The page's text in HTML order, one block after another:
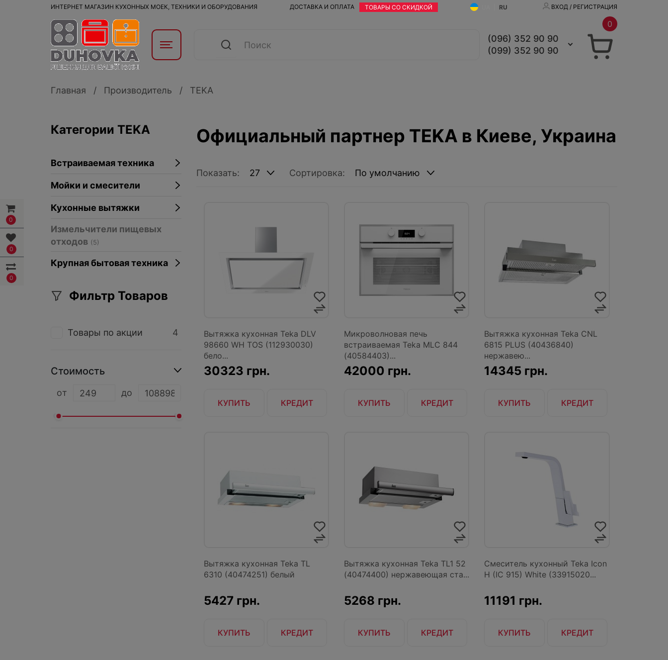
0
0
0
ИНТЕРНЕТ МАГАЗИН КУХОННЫХ МОЕК, ТЕХНИКИ И ОБОРУДОВАНИЯ ДОСТАВКА И ОПЛАТА ТОВАРЫ СО СКИДКОЙ RU ВХОД / РЕГИСТРАЦИЯ
(096) 352 90 90
(099) 352 90 90
0
Главная Производитель TEKA
Категории TEKA
Встраиваемая техника
Мойки и смесители
Кухонные вытяжки
Измельчители пищевых
отходов (5)
Крупная бытовая техника
Фильтр Товаров
Товары по акции 4
Стоимость
oт до
Официальный партнер TEKA в Киеве, Украина
Показать: Сортировка:
Вытяжка кухонная Teka DLV
98660 WH TOS (112930030)
бело...
30323 грн.
КУПИТЬ КРЕДИТ
Микроволновая печь
встраиваемая Teka MLC 844
(40584403)...
42000 грн.
КУПИТЬ КРЕДИТ
Вытяжка кухонная Teka CNL
6815 PLUS (40436840)
нержавею...
14345 грн.
КУПИТЬ КРЕДИТ
Вытяжка кухонная Teka TL
6310 (40474251) белый
5427 грн.
КУПИТЬ КРЕДИТ
Вытяжка кухонная Teka TL1 52
(40474400) нержавеющая ста...
5268 грн.
КУПИТЬ КРЕДИТ
Смеситель кухонный Teka Icon
H (IC 915) White (33915020...
11191 грн.
КУПИТЬ КРЕДИТ